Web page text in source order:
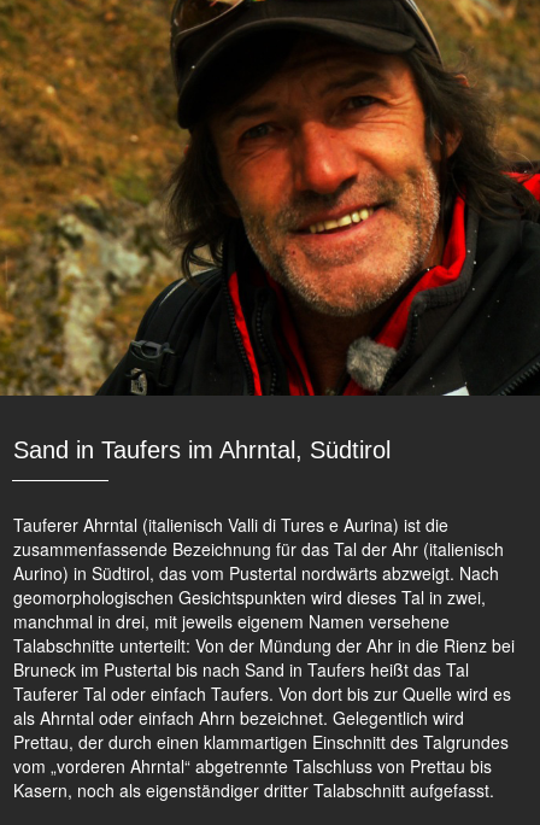
Sand in Taufers im Ahrntal, Südtirol
Tauferer Ahrntal (italienisch Valli di Tures e Aurina) ist die
zusammenfassende Bezeichnung für das Tal der Ahr (italienisch
Aurino) in Südtirol, das vom Pustertal nordwärts abzweigt. Nach
geomorphologischen Gesichtspunkten wird dieses Tal in zwei,
manchmal in drei, mit jeweils eigenem Namen versehene
Talabschnitte unterteilt: Von der Mündung der Ahr in die Rienz bei
Bruneck im Pustertal bis nach Sand in Taufers heißt das Tal
Tauferer Tal oder einfach Taufers. Von dort bis zur Quelle wird es
als Ahrntal oder einfach Ahrn bezeichnet. Gelegentlich wird
Prettau, der durch einen klammartigen Einschnitt des Talgrundes
vom „vorderen Ahrntal“ abgetrennte Talschluss von Prettau bis
Kasern, noch als eigenständiger dritter Talabschnitt aufgefasst.